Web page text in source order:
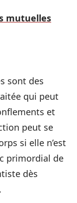
mutuelles
sont des
qui peut
et
peut se
si elle n’est
primordial de
dès